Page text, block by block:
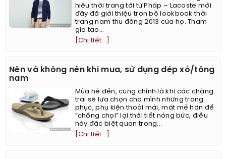
hiệu thời trang tới từ Pháp – Lacoste mới
đây đã giới thiệu trọn bộ lookbook thời
trang nam thu đông 2013 của họ. Tham
gia tạo...
[Chi tiết...]
Nên và không nên khi mua, sử dụng dép xỏ/tông
nam
Mùa hè đến, cũng chính là khi các chàng
trai sẽ lựa chọn cho mình những trang
phục, phụ kiện thoải mái, mát mẻ hơn để
“chống chọi” lại thời tiết nóng bức, điều
này đặc biệt quan trọng...
[Chi tiết...]